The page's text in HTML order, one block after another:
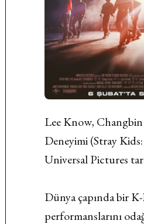
Lee Know,
Deneyimi (Stray
Universal Pictures
Dünya çapında bir
performanslarını